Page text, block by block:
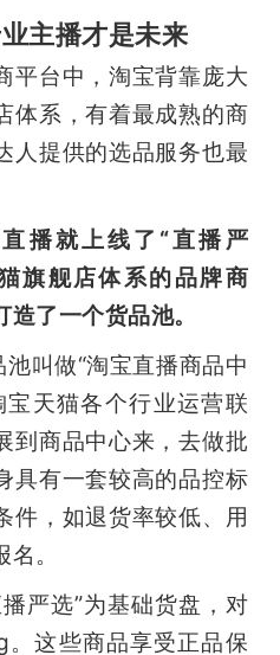
主播才是未来
平台中，淘宝背靠庞大
体系，有着最成熟的商
人提供的选品服务也最
播就上线了“直播严
旗舰店体系的品牌商
了一个货品池。
叫做“淘宝直播商品中
天猫各个行业运营联
到商品中心来，去做批
具有一套较高的品控标
件，如退货率较低、用
。
严选”为基础货盘，对
这些商品享受正品保